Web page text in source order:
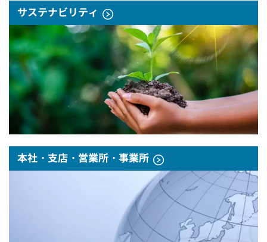
サステナビリティ
本社・支店・営業所・事業所